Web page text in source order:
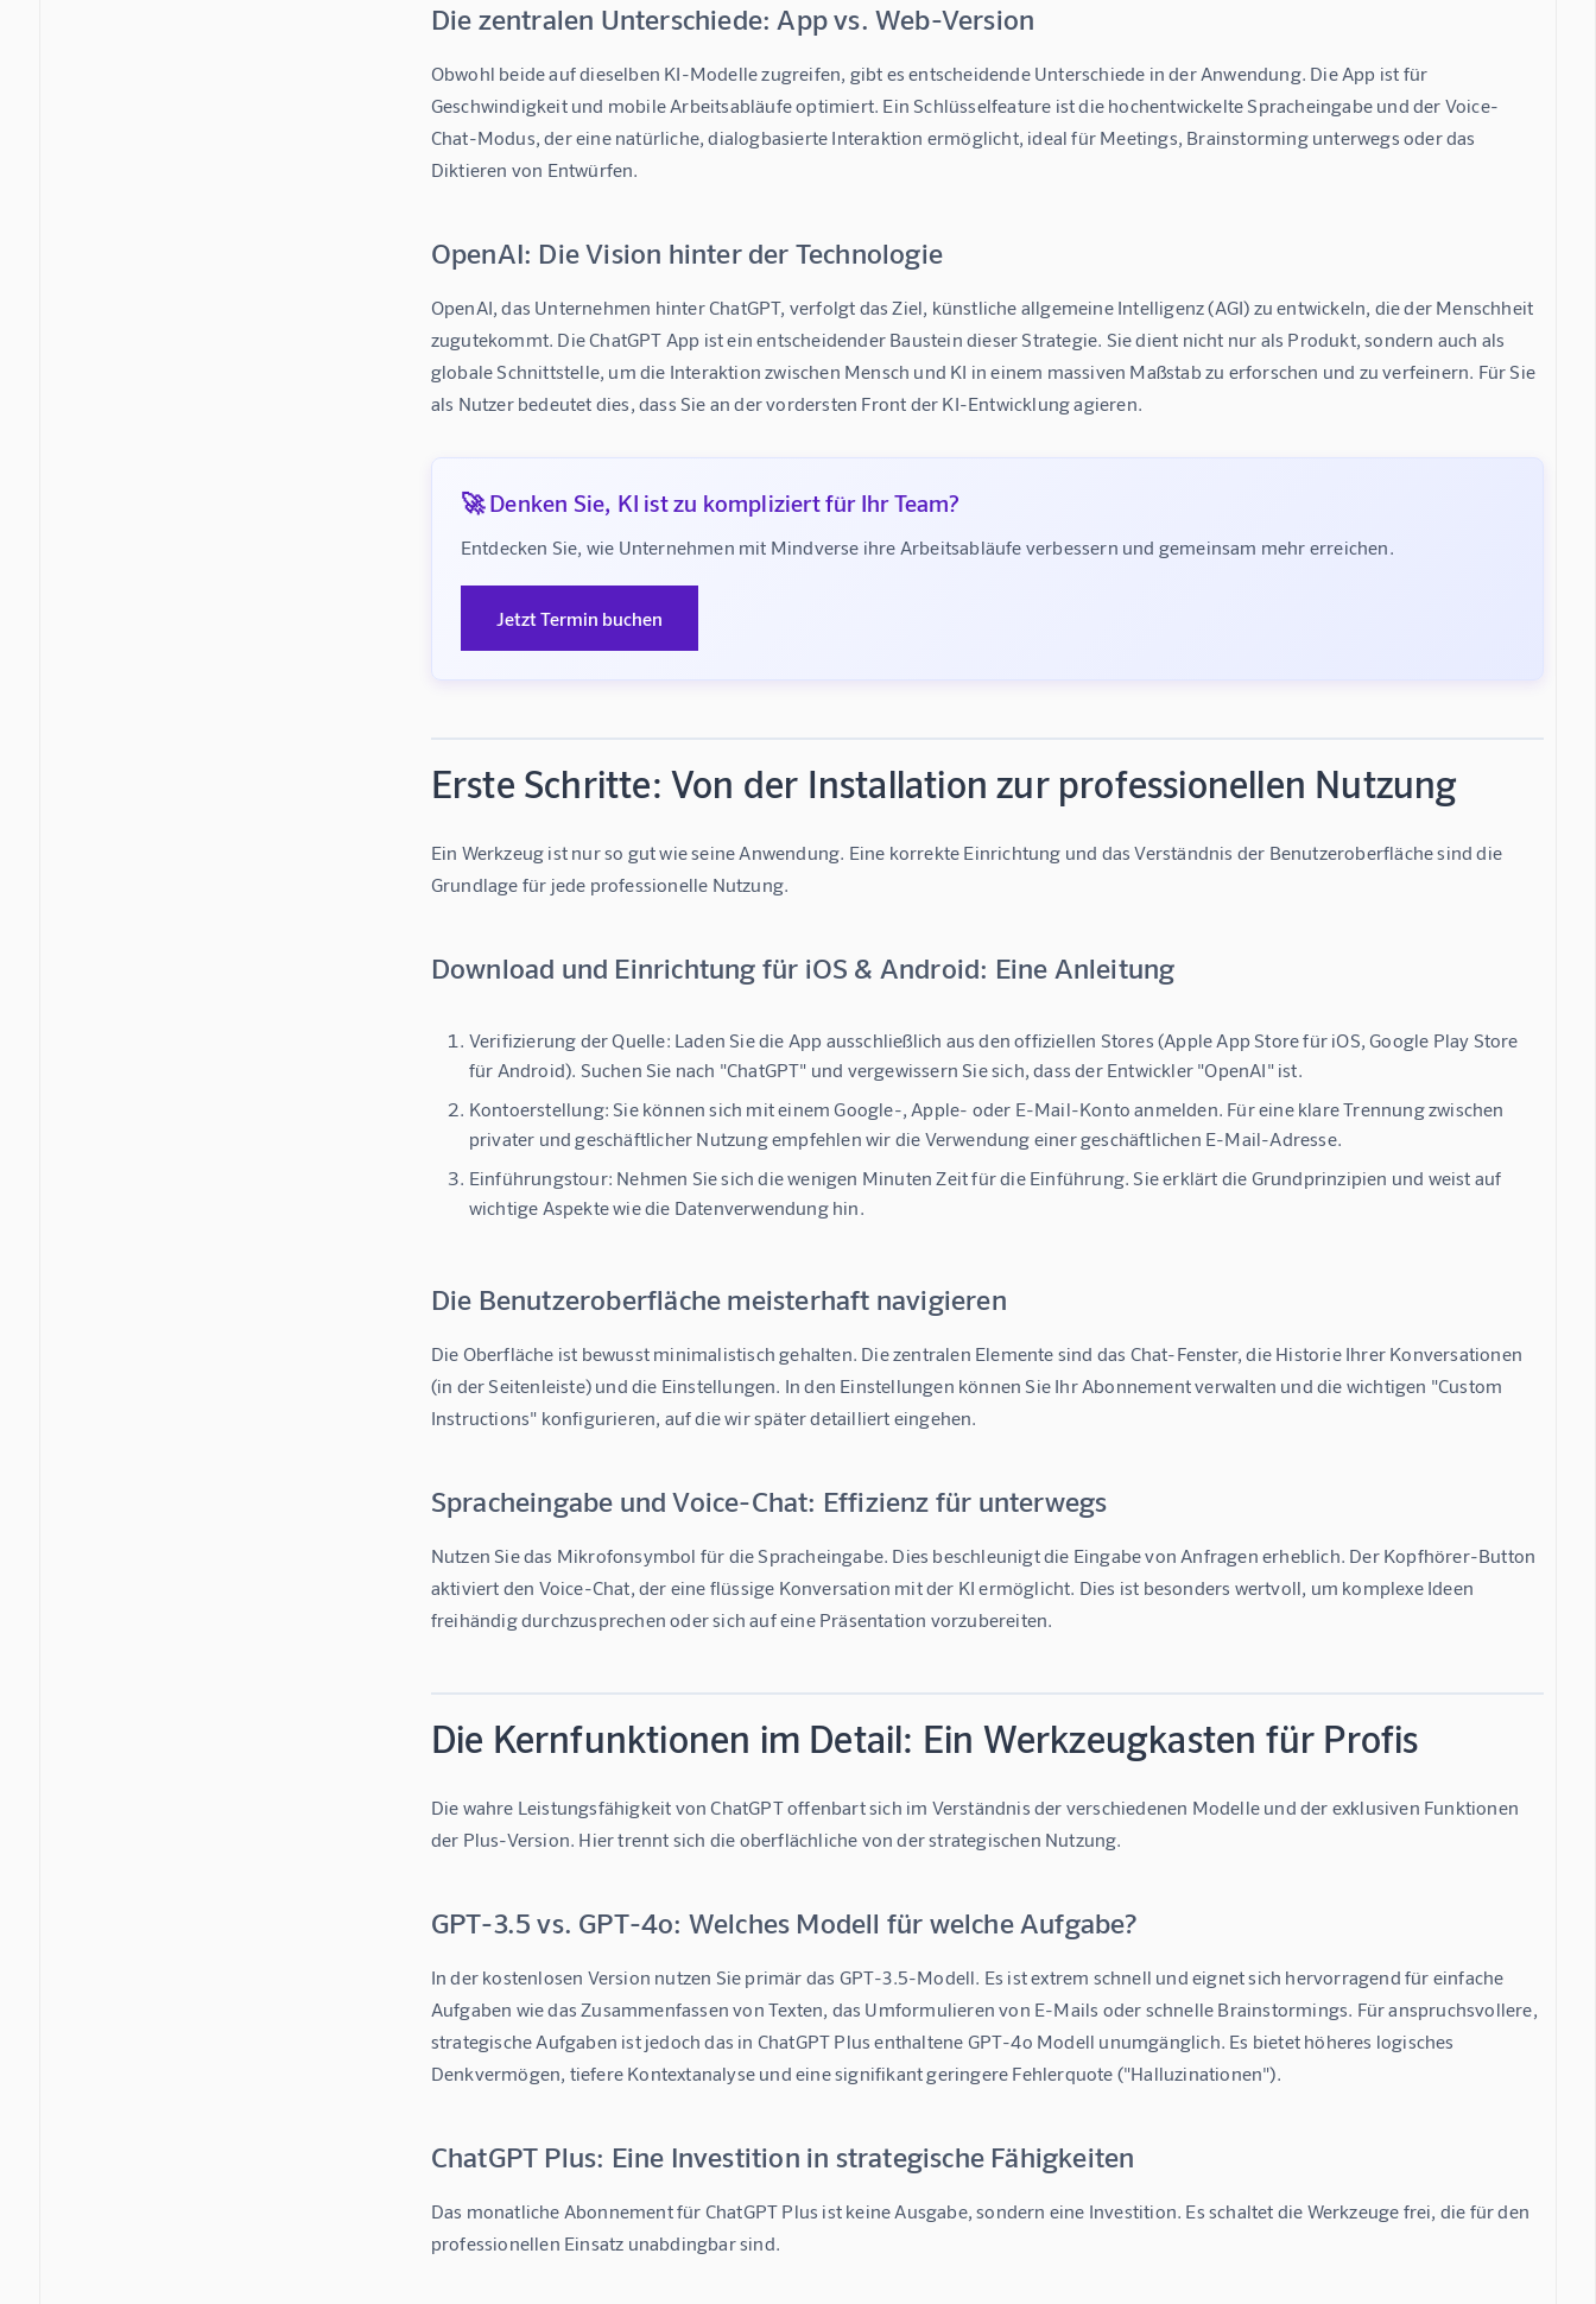
Die zentralen Unterschiede: App vs. Web-Version
Obwohl beide auf dieselben KI-Modelle zugreifen, gibt es entscheidende Unterschiede in der Anwendung. Die App ist für
Geschwindigkeit und mobile Arbeitsabläufe optimiert. Ein Schlüsselfeature ist die hochentwickelte Spracheingabe und der Voice-
Chat-Modus, der eine natürliche, dialogbasierte Interaktion ermöglicht, ideal für Meetings, Brainstorming unterwegs oder das
Diktieren von Entwürfen.
OpenAI: Die Vision hinter der Technologie
OpenAI, das Unternehmen hinter ChatGPT, verfolgt das Ziel, künstliche allgemeine Intelligenz (AGI) zu entwickeln, die der Menschheit
zugutekommt. Die ChatGPT App ist ein entscheidender Baustein dieser Strategie. Sie dient nicht nur als Produkt, sondern auch als
globale Schnittstelle, um die Interaktion zwischen Mensch und KI in einem massiven Maßstab zu erforschen und zu verfeinern. Für Sie
als Nutzer bedeutet dies, dass Sie an der vordersten Front der KI-Entwicklung agieren.
🚀 Denken Sie, KI ist zu kompliziert für Ihr Team?
Entdecken Sie, wie Unternehmen mit Mindverse ihre Arbeitsabläufe verbessern und gemeinsam mehr erreichen.
Jetzt Termin buchen
Erste Schritte: Von der Installation zur professionellen Nutzung
Ein Werkzeug ist nur so gut wie seine Anwendung. Eine korrekte Einrichtung und das Verständnis der Benutzeroberfläche sind die
Grundlage für jede professionelle Nutzung.
Download und Einrichtung für iOS & Android: Eine Anleitung
Verifizierung der Quelle: Laden Sie die App ausschließlich aus den offiziellen Stores (Apple App Store für iOS, Google Play Store
für Android). Suchen Sie nach "ChatGPT" und vergewissern Sie sich, dass der Entwickler "OpenAI" ist.
Kontoerstellung: Sie können sich mit einem Google-, Apple- oder E-Mail-Konto anmelden. Für eine klare Trennung zwischen
privater und geschäftlicher Nutzung empfehlen wir die Verwendung einer geschäftlichen E-Mail-Adresse.
Einführungstour: Nehmen Sie sich die wenigen Minuten Zeit für die Einführung. Sie erklärt die Grundprinzipien und weist auf
wichtige Aspekte wie die Datenverwendung hin.
Die Benutzeroberfläche meisterhaft navigieren
Die Oberfläche ist bewusst minimalistisch gehalten. Die zentralen Elemente sind das Chat-Fenster, die Historie Ihrer Konversationen
(in der Seitenleiste) und die Einstellungen. In den Einstellungen können Sie Ihr Abonnement verwalten und die wichtigen "Custom
Instructions" konfigurieren, auf die wir später detailliert eingehen.
Spracheingabe und Voice-Chat: Effizienz für unterwegs
Nutzen Sie das Mikrofonsymbol für die Spracheingabe. Dies beschleunigt die Eingabe von Anfragen erheblich. Der Kopfhörer-Button
aktiviert den Voice-Chat, der eine flüssige Konversation mit der KI ermöglicht. Dies ist besonders wertvoll, um komplexe Ideen
freihändig durchzusprechen oder sich auf eine Präsentation vorzubereiten.
Die Kernfunktionen im Detail: Ein Werkzeugkasten für Profis
Die wahre Leistungsfähigkeit von ChatGPT offenbart sich im Verständnis der verschiedenen Modelle und der exklusiven Funktionen
der Plus-Version. Hier trennt sich die oberflächliche von der strategischen Nutzung.
GPT-3.5 vs. GPT-4o: Welches Modell für welche Aufgabe?
In der kostenlosen Version nutzen Sie primär das GPT-3.5-Modell. Es ist extrem schnell und eignet sich hervorragend für einfache
Aufgaben wie das Zusammenfassen von Texten, das Umformulieren von E-Mails oder schnelle Brainstormings. Für anspruchsvollere,
strategische Aufgaben ist jedoch das in ChatGPT Plus enthaltene GPT-4o Modell unumgänglich. Es bietet höheres logisches
Denkvermögen, tiefere Kontextanalyse und eine signifikant geringere Fehlerquote ("Halluzinationen").
ChatGPT Plus: Eine Investition in strategische Fähigkeiten
Das monatliche Abonnement für ChatGPT Plus ist keine Ausgabe, sondern eine Investition. Es schaltet die Werkzeuge frei, die für den
professionellen Einsatz unabdingbar sind.